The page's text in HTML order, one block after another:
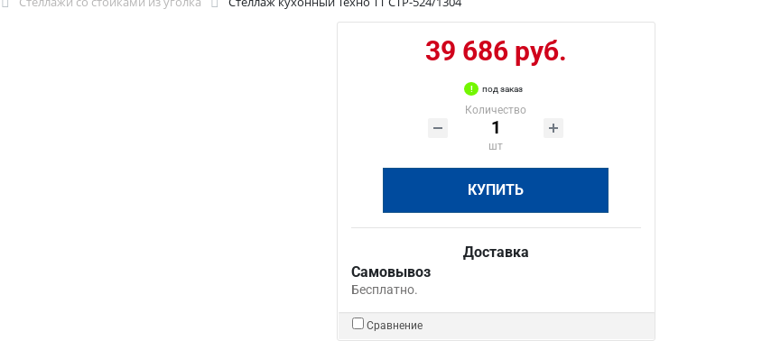
39 686 руб.
под заказ
Количество
шт
КУПИТЬ
Доставка
Самовывоз
Бесплатно.
Сравнение